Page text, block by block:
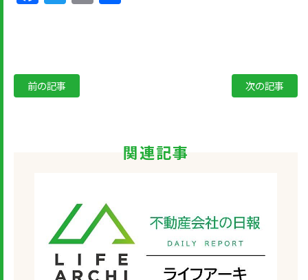
前の記事 次の記事
関連記事